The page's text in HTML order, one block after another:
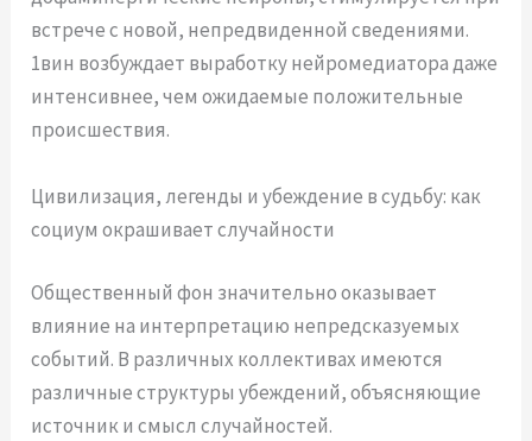
встрече с новой, непредвиденной сведениями.
1вин возбуждает выработку нейромедиатора даже
интенсивнее, чем ожидаемые положительные
происшествия.
Цивилизация, легенды и убеждение в судьбу: как
социум окрашивает случайности
Общественный фон значительно оказывает
влияние на интерпретацию непредсказуемых
событий. В различных коллективах имеются
различные структуры убеждений, объясняющие
источник и смысл случайностей.